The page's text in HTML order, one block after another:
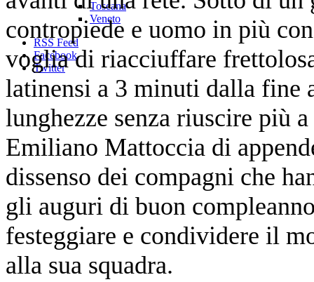
Toscana
Veneto
RSS Feed
Facebook
Twitter
contropiede e uomo in più
voglia di riacciuffare
latinensi a 3 minuti dalla fine
lunghezze senza riuscire più
Emiliano Mattoccia di
dissenso dei compagni che
gli auguri di buon
festeggiare e condividere il
alla sua squadra.